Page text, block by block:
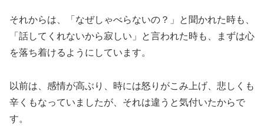
それからは、「なぜしゃべらないの？」と聞かれた時も、
「話してくれないから寂しい」と言われた時も、まずは心
を落ち着けるようにしています。
以前は、感情が高ぶり、時には怒りがこみ上げ、悲しくも
辛くもなっていましたが、それは違うと気付いたからで
す。